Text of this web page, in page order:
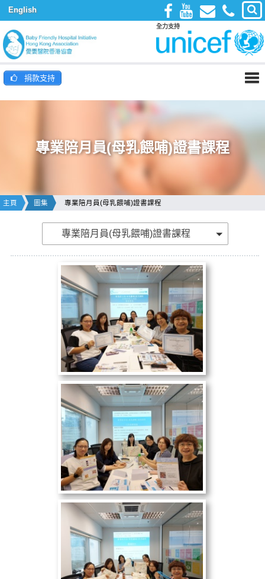
English
全力支持
捐款支持
專業陪月員(母乳餵哺)證書課程
主頁 圖集 專業陪月員(母乳餵哺)證書課程
專業陪月員(母乳餵哺)證書課程